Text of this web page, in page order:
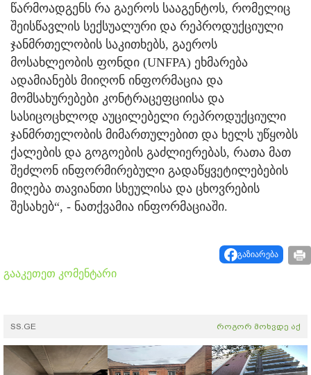
წარმოადგენს რა გაეროს სააგენტოს, რომელიც
შეისწავლის სექსუალური და რეპროდუქციული
ჯანმრთელობის საკითხებს, გაეროს
მოსახლეობის ფონდი (UNFPA) ეხმარება
ადამიანებს მიიღონ ინფორმაცია და
მომსახურებები კონტრაცეფციისა და
სასიცოცხლოდ აუცილებელი რეპროდუქციული
ჯანმრთელობის მიმართულებით და ხელს უწყობს
ქალების და გოგოების გაძლიერებას, რათა მათ
შეძლონ ინფორმირებული გადაწყვეტილებების
მიღება თავიანთი სხეულისა და ცხოვრების
შესახებ“, - ნათქვამია ინფორმაციაში.
გაზიარება
გააკეთეთ კომენტარი
SS.GE როგორ მოხვდე აქ